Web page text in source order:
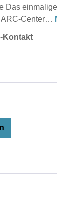
Das
Center…
Kontakt